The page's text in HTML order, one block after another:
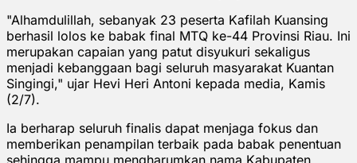
"Alhamdulillah, sebanyak 23 peserta Kafilah Kuansing
berhasil lolos ke babak final MTQ ke-44 Provinsi Riau. Ini
merupakan capaian yang patut disyukuri sekaligus
menjadi kebanggaan bagi seluruh masyarakat Kuantan
Singingi," ujar Hevi Heri Antoni kepada media, Kamis
(2/7).
Ia berharap seluruh finalis dapat menjaga fokus dan
memberikan penampilan terbaik pada babak penentuan
sehingga mampu mengharumkan nama Kabupaten